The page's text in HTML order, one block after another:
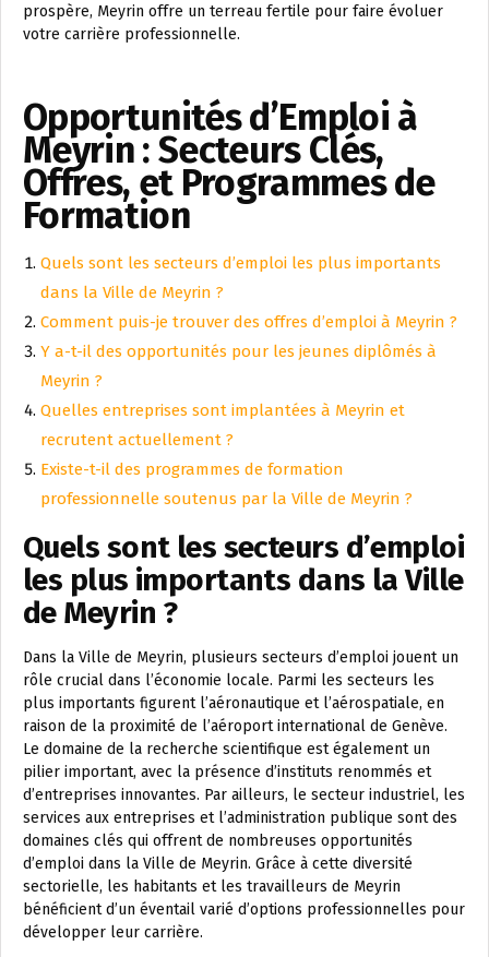
prospère, Meyrin offre un terreau fertile pour faire évoluer
votre carrière professionnelle.
Opportunités d’Emploi à
Meyrin : Secteurs Clés,
Offres, et Programmes de
Formation
Quels sont les secteurs d’emploi les plus importants
dans la Ville de Meyrin ?
Comment puis-je trouver des offres d’emploi à Meyrin ?
Y a-t-il des opportunités pour les jeunes diplômés à
Meyrin ?
Quelles entreprises sont implantées à Meyrin et
recrutent actuellement ?
Existe-t-il des programmes de formation
professionnelle soutenus par la Ville de Meyrin ?
Quels sont les secteurs d’emploi
les plus importants dans la Ville
de Meyrin ?
Dans la Ville de Meyrin, plusieurs secteurs d’emploi jouent un
rôle crucial dans l’économie locale. Parmi les secteurs les
plus importants figurent l’aéronautique et l’aérospatiale, en
raison de la proximité de l’aéroport international de Genève.
Le domaine de la recherche scientifique est également un
pilier important, avec la présence d’instituts renommés et
d’entreprises innovantes. Par ailleurs, le secteur industriel, les
services aux entreprises et l’administration publique sont des
domaines clés qui offrent de nombreuses opportunités
d’emploi dans la Ville de Meyrin. Grâce à cette diversité
sectorielle, les habitants et les travailleurs de Meyrin
bénéficient d’un éventail varié d’options professionnelles pour
développer leur carrière.